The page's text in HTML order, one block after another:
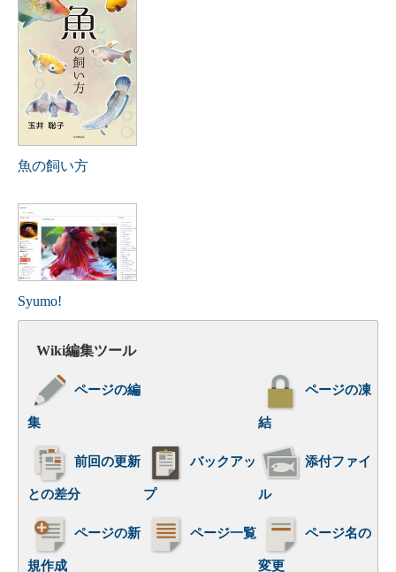
魚の飼い方
Syumo!
Wiki編集ツール
ページの編
集
ページの凍
結
前回の更新
との差分
バックアッ
プ
添付ファイ
ル
ページの新
規作成
ページ一覧 ページ名の
変更